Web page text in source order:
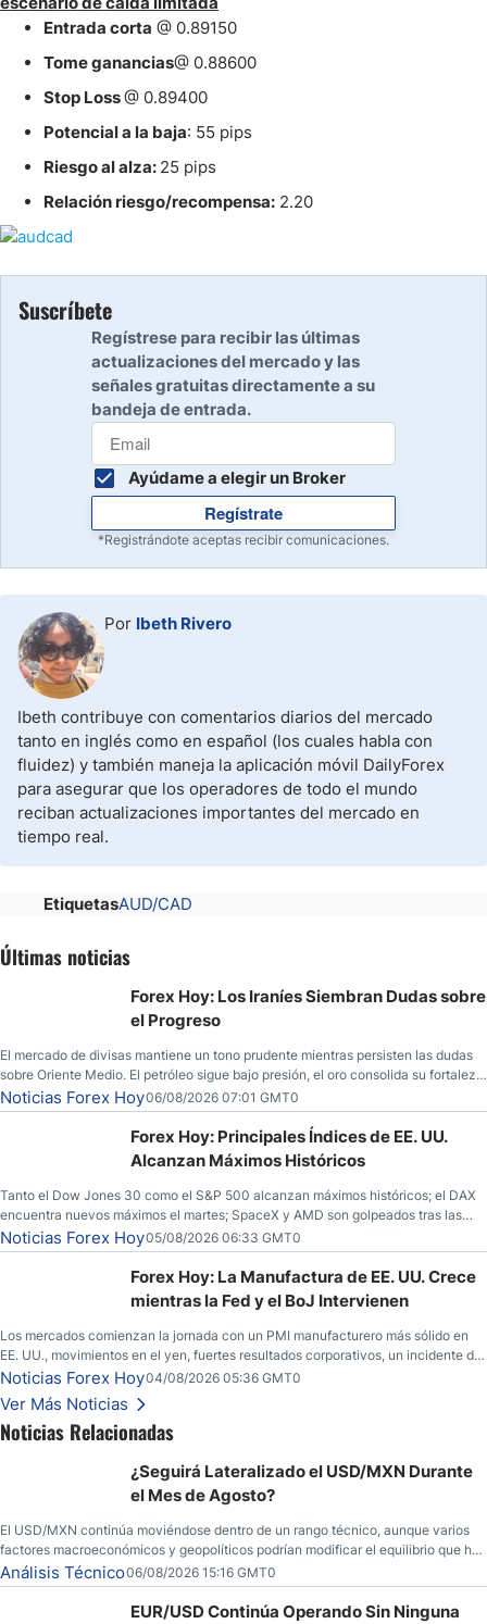
Entrada corta @ 0.89150
Tome ganancias@ 0.88600
Stop Loss@ 0.89400
Potencial a la baja: 55 pips
Riesgo al alza: 25 pips
Relación riesgo/recompensa: 2.20
Suscríbete
Regístrese para recibir las últimas
actualizaciones del mercado y las
señales gratuitas directamente a su
bandeja de entrada.
Ayúdame a elegir un Broker
Regístrate
*Registrándote aceptas recibir comunicaciones.
Por Ibeth Rivero
Ibeth contribuye con comentarios diarios del mercado
tanto en inglés como en español (los cuales habla con
fluidez) y también maneja la aplicación móvil DailyForex
para asegurar que los operadores de todo el mundo
reciban actualizaciones importantes del mercado en
tiempo real.
EtiquetasAUD/CAD
Últimas noticias
Forex Hoy: Los Iraníes Siembran Dudas sobre
el Progreso
El mercado de divisas mantiene un tono prudente mientras persisten las dudas
sobre Oriente Medio. El petróleo sigue bajo presión, el oro consolida su fortaleza
y los operadores esperan nuevas referencias económicas desde Estados
Unidos.
Noticias Forex Hoy06/08/2026 07:01 GMT0
Forex Hoy: Principales Índices de EE. UU.
Alcanzan Máximos Históricos
Tanto el Dow Jones 30 como el S&P 500 alcanzan máximos históricos; el DAX
encuentra nuevos máximos el martes; SpaceX y AMD son golpeados tras las
llamadas de ganancias; el petróleo crudo cae por debajo de los $80 con nuevas
esperanzas; el dólar estadounidense continúa intentando estabilizarse frente al
yen; el peso mexicano ve un repunte a medida que las tasas caen en EE. UU.
Noticias Forex Hoy05/08/2026 06:33 GMT0
Forex Hoy: La Manufactura de EE. UU. Crece
mientras la Fed y el BoJ Intervienen
Los mercados comienzan la jornada con un PMI manufacturero más sólido en
EE. UU., movimientos en el yen, fuertes resultados corporativos, un incidente de
seguridad en Bitcoin y nuevas señales desde el mercado del petróleo.
Noticias Forex Hoy04/08/2026 05:36 GMT0
Ver Más Noticias
Noticias Relacionadas
¿Seguirá Lateralizado el USD/MXN Durante
el Mes de Agosto?
El USD/MXN continúa moviéndose dentro de un rango técnico, aunque varios
factores macroeconómicos y geopolíticos podrían modificar el equilibrio que ha
dominado al mercado en las últimas semanas.
Análisis Técnico06/08/2026 15:16 GMT0
EUR/USD Continúa Operando Sin Ninguna